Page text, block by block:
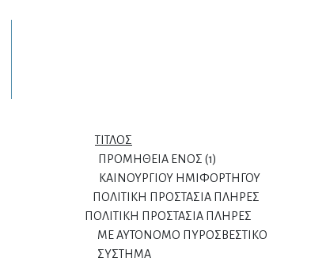
ΤΙΤΛΟΣ
ΕΝΟΣ (1)
ΗΜΙΦΟΡΤΗΓΟΥ
ΠΡΟΣΤΑΣΙΑ ΠΛΗΡΕΣ
ΠΡΟΣΤΑΣΙΑ ΠΛΗΡΕΣ